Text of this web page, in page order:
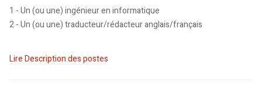
1 - Un (ou une) ingénieur en informatique
2 - Un (ou une) traducteur/rédacteur anglais/français
Lire Description des postes